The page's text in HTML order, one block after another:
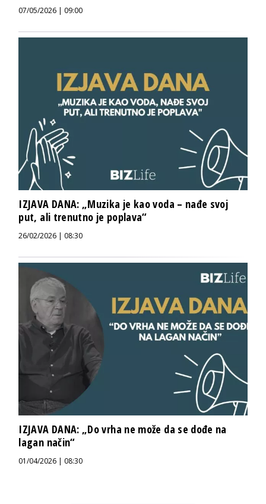
07/05/2026 | 09:00
IZJAVA DANA: „Muzika je kao voda – nađe svoj
put, ali trenutno je poplava“
26/02/2026 | 08:30
IZJAVA DANA: „Do vrha ne može da se dođe na
lagan način“
01/04/2026 | 08:30